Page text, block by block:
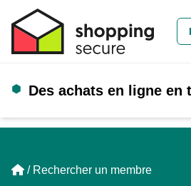
Des achats en ligne en
Home
Rechercher un membre